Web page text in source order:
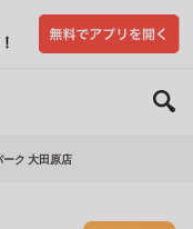
ク 大田原店